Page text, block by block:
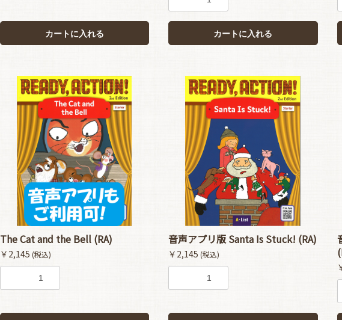
カートに入れる カートに入れる
The Cat and the Bell (RA)
￥2,145 (税込)
音声アプリ版 Santa Is Stuck! (RA)
￥2,145 (税込)